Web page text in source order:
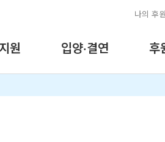
나의 후원
원 입양·결연 후